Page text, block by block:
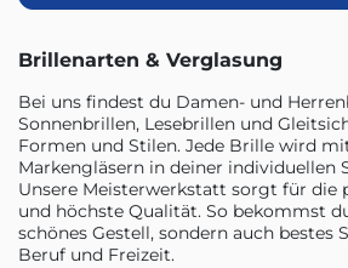
Brillenarten & Verglasung
Bei uns findest du Damen- und
Sonnenbrillen, Lesebrillen und
Formen und Stilen. Jede Brille wird
Markengläsern in deiner individuellen
Unsere Meisterwerkstatt sorgt für die
und höchste Qualität. So bekommst
schönes Gestell, sondern auch bestes
Beruf und Freizeit.